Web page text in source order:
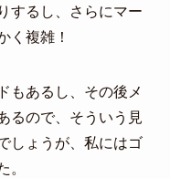
するし、さらにマー
く複雑！
もあるし、その後メ
るので、そういう見
しょうが、私にはゴ
。